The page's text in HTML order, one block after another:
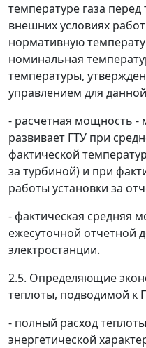
температуре газа
внешних условиях
нормативную
номинальная
температуры,
управлением для
- расчетная мощность
развивает ГТУ при
фактической
за турбиной) и при
работы установки за
- фактическая средняя
ежесуточной отчетной
электростанции.
2.5. Определяющие
теплоты, подводимой к
- полный расход
энергетической